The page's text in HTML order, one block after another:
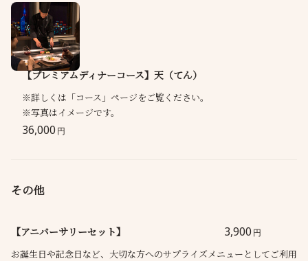
【プレミアムディナーコース】天（てん）
36,000 円
※詳しくは「コース」ページをご覧ください。
※写真はイメージです。
その他
【アニバーサリーセット】 3,900 円
お誕生日や記念日など、大切な方へのサプライズメニューとしてご利用